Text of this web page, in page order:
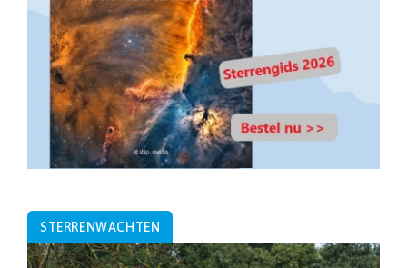
STERRENWACHTEN